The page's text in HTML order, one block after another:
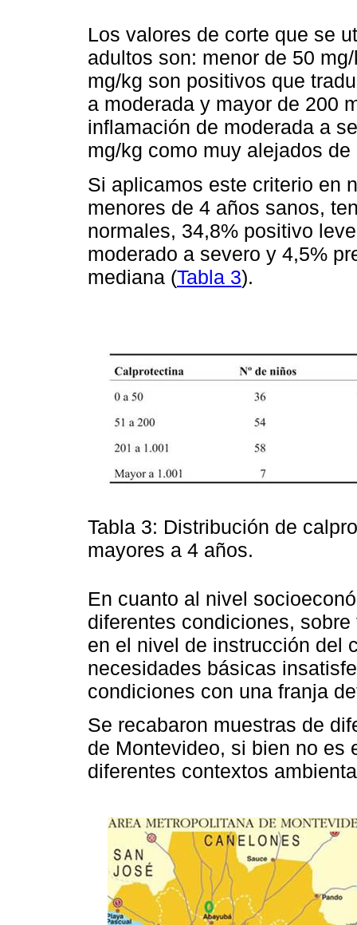
Los valores de corte que se
adultos son: menor de 50
mg/kg son positivos que
a moderada y mayor de 200
inflamación de moderada a
mg/kg como muy alejados
Si aplicamos este criterio en
menores de 4 años sanos,
normales, 34,8% positivo
moderado a severo y 4,5%
mediana (Tabla 3).
Tabla 3: Distribución de
mayores a 4 años.
En cuanto al nivel
diferentes condiciones,
en el nivel de instrucción del
necesidades básicas
condiciones con una franja
Se recabaron muestras de
de Montevideo, si bien no es
diferentes contextos